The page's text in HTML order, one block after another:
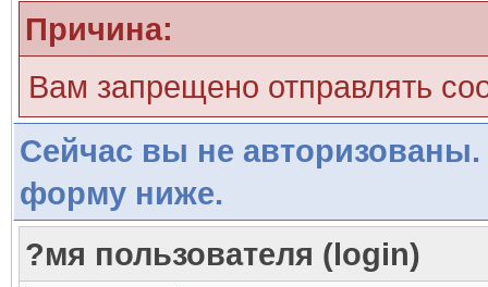
Причина:
Вам запрещено отправлять
Сейчас вы не авторизованы.
форму ниже.
?мя пользователя (login)